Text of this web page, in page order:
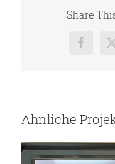
Share
Ähnliche